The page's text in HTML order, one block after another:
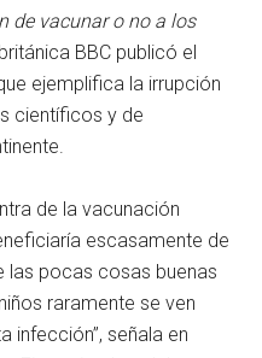
de vacunar o no a los
BBC publicó el
ejemplifica la irrupción
científicos y de
de la vacunación
escasamente de
las pocas cosas buenas
raramente se ven
infección”, señala en